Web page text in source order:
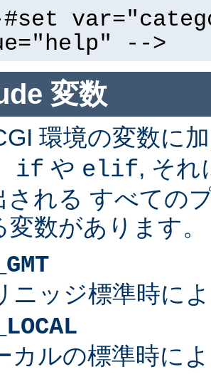
-->
変数
環境の変数に
if や elif, それ
される すべての
数があります。
ニッジ標準時に
カルの標準時に